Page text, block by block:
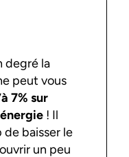
degré la
peut vous
7% sur
! Il
baisser le
un peu